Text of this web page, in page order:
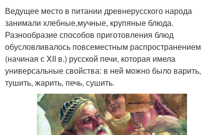
Ведущее место в питании древнерусского народа
занимали хлебные,мучные, крупяные блюда.
Разнообразие способов приготовления блюд
обусловливалось повсеместным распространением
(начиная с XII в.) русской печи, которая имела
универсальные свойства: в ней можно было варить,
тушить, жарить, печь, сушить.